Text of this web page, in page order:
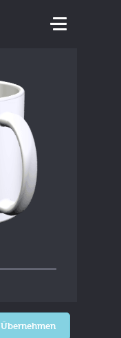
Übernehmen